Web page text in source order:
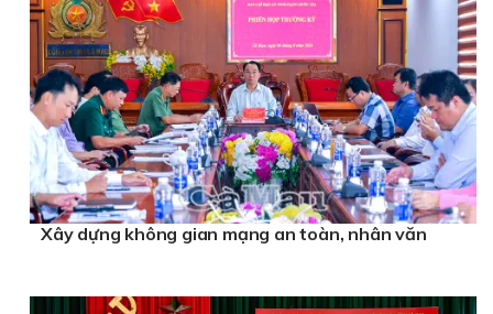
Xây dựng không gian mạng an toàn, nhân văn